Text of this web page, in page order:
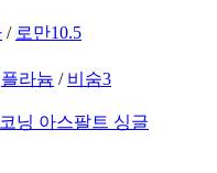
/ 로만10.5
플라늄 / 비숨3
닝 아스팔트 싱글